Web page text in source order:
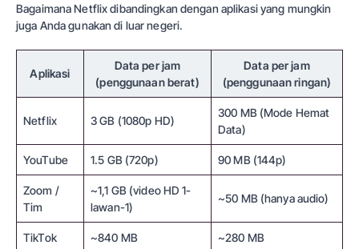
Bagaimana Netflix dibandingkan dengan aplikasi yang mungkin
juga Anda gunakan di luar negeri.
Aplikasi
Data per jam
(penggunaan berat)
Data per jam
(penggunaan ringan)
Netflix 3 GB (1080p HD)
300 MB (Mode Hemat
Data)
YouTube 1.5 GB (720p) 90 MB (144p)
Zoom /
Tim
~1,1 GB (video HD 1-
lawan-1)
~50 MB (hanya audio)
TikTok ~840 MB ~280 MB